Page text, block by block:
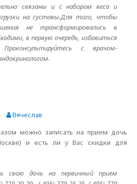
связаны и с набором веса и
на суставы.Для того, чтобы
не трансформировались в
в первую очередь, избавиться
с врачом-
Вячеслав
можно записать на прием дочь
и есть ли у Вас скидки для
свою дочь на первичный прием